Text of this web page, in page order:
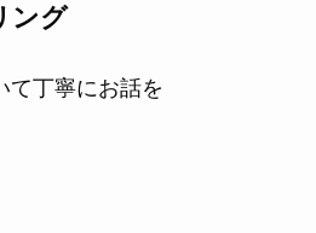
ング
て丁寧にお話を